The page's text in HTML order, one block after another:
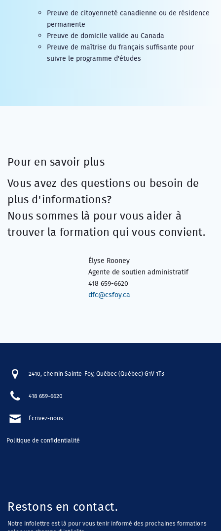
Preuve de citoyenneté canadienne ou de résidence
permanente
Preuve de domicile valide au Canada
Preuve de maîtrise du français suffisante pour
suivre le programme d'études
Pour en savoir plus
Vous avez des questions ou besoin de
plus d'informations?
Nous sommes là pour vous aider à
trouver la formation qui vous convient.
Élyse Rooney
Agente de soutien administratif
418 659-6620
dfc@csfoy.ca
2410, chemin Sainte-Foy, Québec (Québec) G1V 1T3
418 659-6620
Écrivez-nous
Politique de confidentialité
Restons en contact.
Notre infolettre est là pour vous tenir informé des prochaines formations